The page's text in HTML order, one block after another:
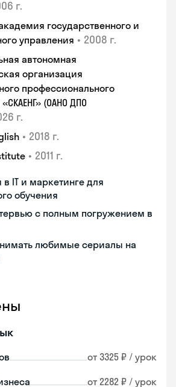
г.
государственного и
управления • 2008 г.
автономная
организация
профессионального
(ОАНО ДПО
г.
• 2018 г.
• 2011 г.
в IT и маркетинге для
обучения
с полным погружением в
любимые сериалы на
от 3325 ₽ / урок
от 2282 ₽ / урок